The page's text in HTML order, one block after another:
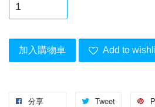
加入購物車 Add to
分享 Tweet